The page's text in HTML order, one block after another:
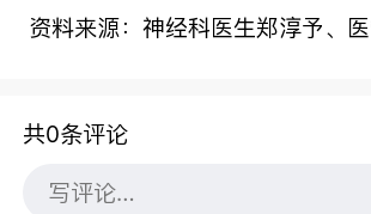
资料来源：神经科医生郑淳予、
共0条评论